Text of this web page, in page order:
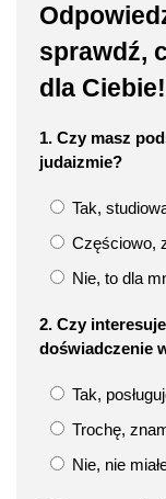
sprawdź,
dla Ciebie!
1. Czy masz
judaizmie?
Tak,
Częściowo,
Nie, to dla
2. Czy
doświadczenie
Tak,
Trochę,
Nie, nie